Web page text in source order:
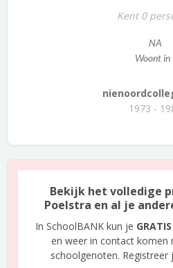
Kent 0
NA
Woont in
1973 -
Bekijk het volledige
Poelstra en al je
In SchoolBANK kun je GRATIS
en weer in contact komen
schoolgenoten. Registreer